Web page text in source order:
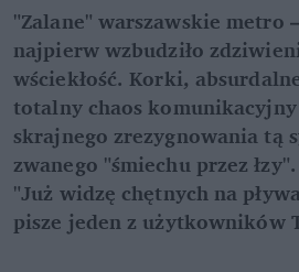
"Zalane" warszawskie metro
najpierw wzbudziło
wściekłość. Korki,
totalny chaos
skrajnego zrezygnowania tą
zwanego "śmiechu przez łzy".
"Już widzę chętnych na
pisze jeden z użytkowników